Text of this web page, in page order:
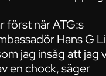
först när ATG:s
Hans G
jag insåg att jag
en chock, säger